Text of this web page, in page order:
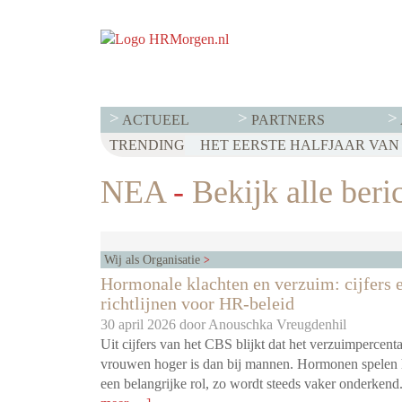
ACTUEEL PARTNERS
TRENDING WET LOONTRANSPARANTIE:
HET EERSTE HALFJAAR
VOOR EEN SUCCESVOL
NEA - Bekijk alle
Wij als Organisatie
Hormonale klachten en verzuim: cijfers
richtlijnen voor HR-beleid
30 april 2026 door Anouschka Vreugdenhil
Uit cijfers van het CBS blijkt dat het
vrouwen hoger is dan bij mannen. Hormonen spelen
een belangrijke rol, zo wordt steeds vaker onderkend.